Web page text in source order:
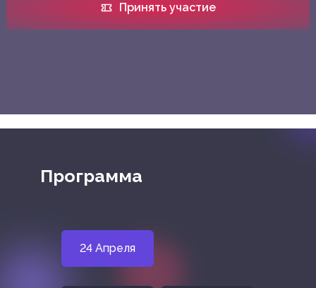
Принять участие
Программа
24 Апреля